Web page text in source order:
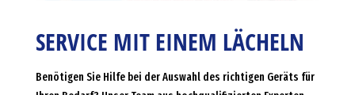
SERVICE MIT EINEM LÄCHELN
Benötigen Sie Hilfe bei der Auswahl des richtigen Geräts für